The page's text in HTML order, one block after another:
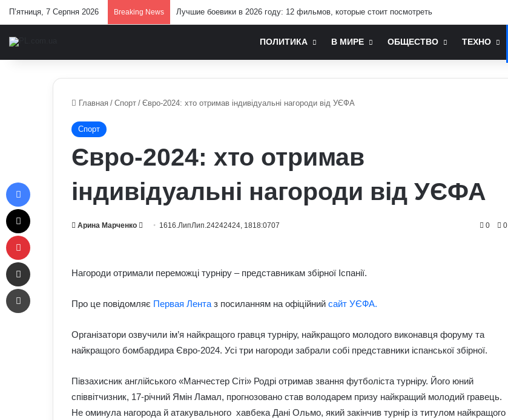
П’ятниця, 7 Серпня 2026 Breaking News Лучшие боевики в 2026 году: 12 фильмов, которые стоит посмотреть
ПОЛИТИКА В МИРЕ ОБЩЕСТВО ТЕХНО
Главная / Спорт / Євро-2024: хто отримав індивідуальні нагороди від УЄФА
Спорт
Євро-2024: хто отримав
індивідуальні нагороди від УЄФА
Арина Марченко
Send 1616.ЛипЛип.24242424, 1818:0707 0 0
Нагороди отримали переможці турніру – представникам збірної Іспанії.
Про це повідомляє Первая Лента з посиланням на офіційний сайт УЄФА.
Організатори озвучили ім’я найкращого гравця турніру, найкращого молодого виконавця форуму та
найкращого бомбардира Євро-2024. Усі три нагороди забрали собі представники іспанської збірної.
Півзахисник англійського «Манчестер Сіті» Родрі отримав звання футболіста турніру. Його юний
співвітчизник, 17-річний Ямін Ламал, прогнозовано став володарем призу найкращий молодий гравець.
Не оминула нагорода й атакувального хавбека Дані Ольмо, який закінчив турнір із титулом найкращого